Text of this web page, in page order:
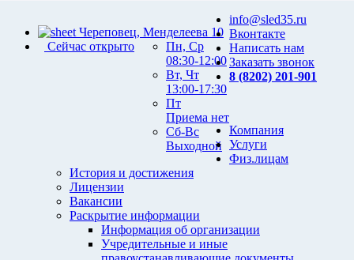
Череповец, Менделеева 10
Сейчас открыто
Пн, Ср
08:30-12:00
Вт, Чт
13:00-17:30
Пт
Приема нет
Сб-Вс
Выходной
info@sled35.ru
Вконтакте
Написать нам
Заказать звонок
8 (8202) 201-901
Компания
История и достижения
Лицензии
Вакансии
Раскрытие информации
Информация об организации
Учредительные и иные
Услуги
Физ.лицам